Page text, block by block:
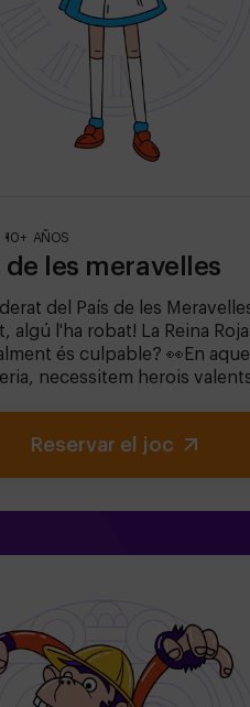
10+ AÑOS
les meravelles
del País de les
algú l'ha robat! La Reina
és culpable? 👀En
necessitem herois
icònics (compte amb
perdut abans que el
per sempre.✅ Ideal per
de 14 anys:
Reservar el joc